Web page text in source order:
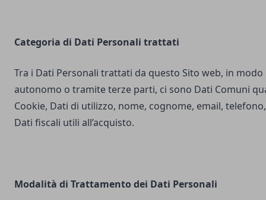
Categoria di Dati Personali trattati
Tra i Dati Personali trattati da questo Sito web, in modo
autonomo o tramite terze parti, ci sono Dati Comuni
Cookie, Dati di utilizzo, nome, cognome, email, telefono,
Dati fiscali utili all’acquisto.
Modalità di Trattamento dei Dati Personali